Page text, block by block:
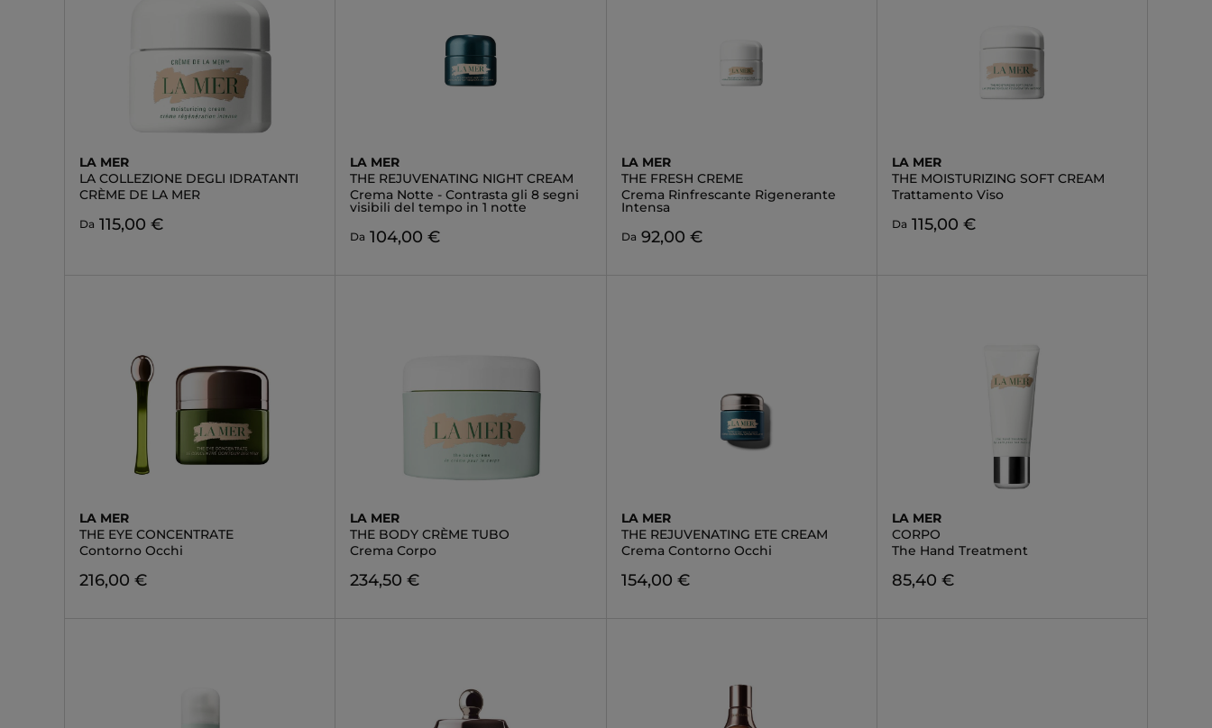
LA MER
LA COLLEZIONE DEGLI IDRATANTI
CRÈME DE LA MER
Da 115,00 €
LA MER
THE REJUVENATING NIGHT CREAM
Crema Notte - Contrasta gli 8 segni
visibili del tempo in 1 notte
Da 104,00 €
LA MER
THE FRESH CREME
Crema Rinfrescante Rigenerante
Intensa
Da 92,00 €
LA MER
THE MOISTURIZING SOFT CREAM
Trattamento Viso
Da 115,00 €
LA MER
THE EYE CONCENTRATE
Contorno Occhi
216,00 €
LA MER
THE BODY CRÈME TUBO
Crema Corpo
234,50 €
LA MER
THE REJUVENATING ETE CREAM
Crema Contorno Occhi
154,00 €
LA MER
CORPO
The Hand Treatment
85,40 €